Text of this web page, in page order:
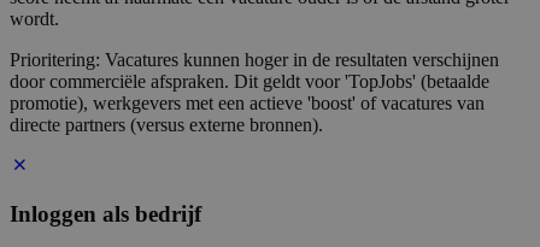
wordt.
Prioritering: Vacatures kunnen hoger in de resultaten verschijnen
door commerciële afspraken. Dit geldt voor 'TopJobs' (betaalde
promotie), werkgevers met een actieve 'boost' of vacatures van
directe partners (versus externe bronnen).
Inloggen als bedrijf